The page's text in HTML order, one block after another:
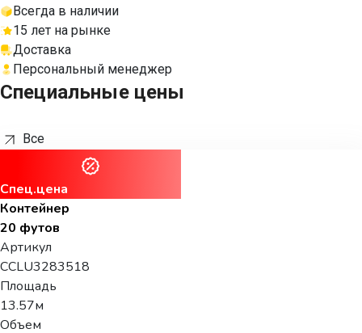
Всегда в наличии
15 лет на рынке
Доставка
Персональный менеджер
Специальные цены
Все
Спец.цена
Контейнер
20 футов
Артикул
CCLU3283518
Площадь
13.57м
Объем